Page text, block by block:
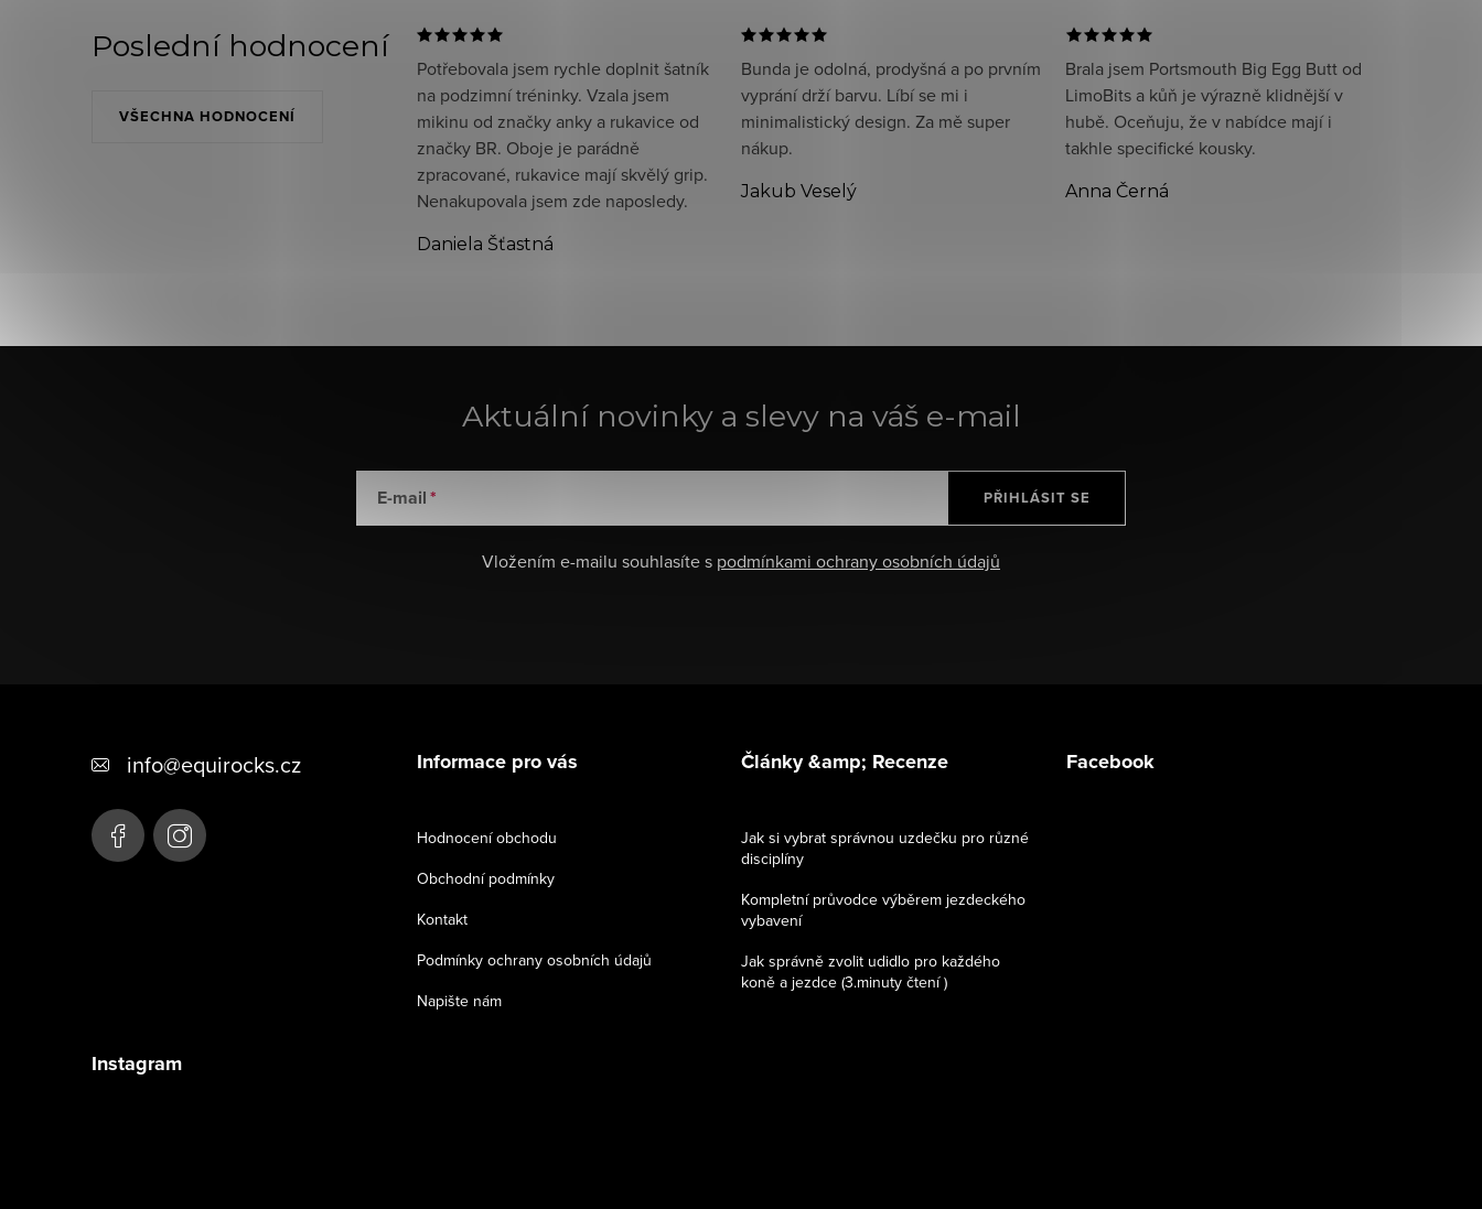
Poslední hodnocení
VŠECHNA HODNOCENÍ
Potřebovala jsem rychle doplnit šatník
na podzimní tréninky. Vzala jsem
mikinu od značky anky a rukavice od
značky BR. Oboje je parádně
zpracované, rukavice mají skvělý grip.
Nenakupovala jsem zde naposledy.
Daniela Šťastná
Bunda je odolná, prodyšná a po prvním
vyprání drží barvu. Líbí se mi i
minimalistický design. Za mě super
nákup.
Jakub Veselý
Brala jsem Portsmouth Big Egg Butt od
LimoBits a kůň je výrazně klidnější v
hubě. Oceňuju, že v nabídce mají i
takhle specifické kousky.
Anna Černá
Aktuální novinky a slevy na váš e-mail
E-mail
Vložením e-mailu souhlasíte s podmínkami ochrany osobních údajů
PŘIHLÁSIT SE
info@equirocks.cz Informace pro vás
Hodnocení obchodu
Obchodní podmínky
Kontakt
Podmínky ochrany osobních údajů
Napište nám
Články &amp; Recenze
Jak si vybrat správnou uzdečku pro různé
disciplíny
Kompletní průvodce výběrem jezdeckého
vybavení
Jak správně zvolit udidlo pro každého
koně a jezdce (3.minuty čtení )
Facebook
Instagram